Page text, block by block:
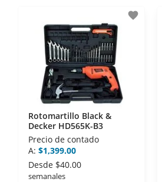
disposiciones legales y Códigos
Asociación Mexicana de Internet
- Nos encontramos en la lista
la Asociación de Internet.MX.
favorite
Rotomartillo Black &
Decker HD565K-B3
Precio de contado
A: $1,399.00
Desde $40.00
semanales